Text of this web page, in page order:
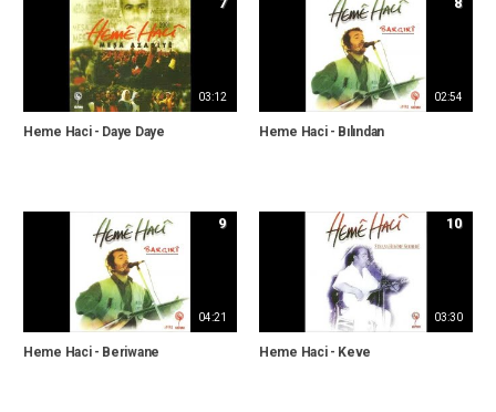
03:12
Heme Haci - Daye Daye
02:54
Heme Haci - Bılından
04:21
9
Heme Haci - Beriwane
03:30
10
Heme Haci - Keve